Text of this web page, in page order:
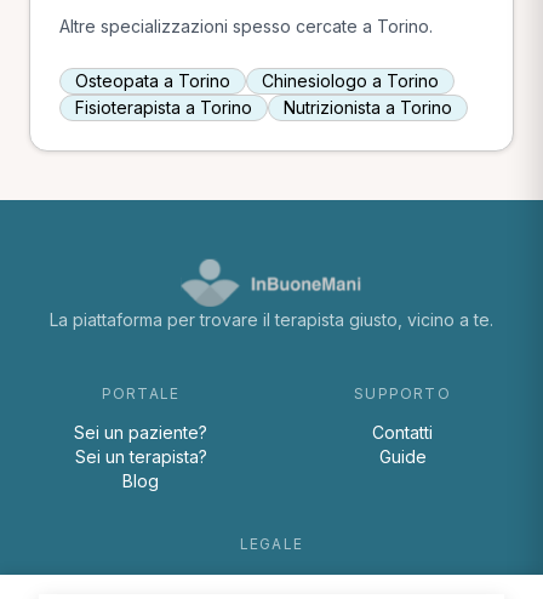
Altre specializzazioni spesso cercate a Torino.
Osteopata a Torino
Chinesiologo a Torino
Fisioterapista a Torino
Nutrizionista a Torino
La piattaforma per trovare il terapista giusto, vicino a te.
PORTALE
Sei un paziente?
Sei un terapista?
Blog
SUPPORTO
Contatti
Guide
LEGALE